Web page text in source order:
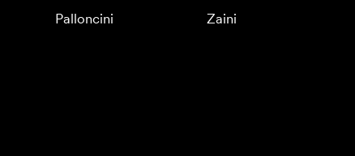
Palloncini
Zaini